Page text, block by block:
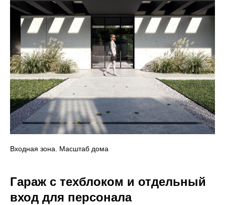
Входная зона. Масштаб дома
Гараж с техблоком и отдельный
вход для персонала